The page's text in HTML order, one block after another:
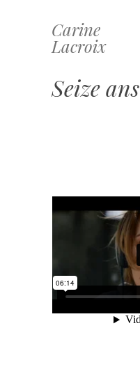
Carine
Lacroix
Skip
to
Seize ans